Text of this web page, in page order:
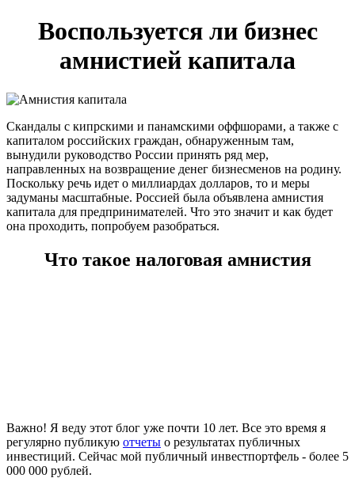
Воспользуется ли бизнес
амнистией капитала
Скандалы с кипрскими и панамскими оффшорами, а также с
капиталом российских граждан, обнаруженным там,
вынудили руководство России принять ряд мер,
направленных на возвращение денег бизнесменов на родину.
Поскольку речь идет о миллиардах долларов, то и меры
задуманы масштабные. Россией была объявлена амнистия
капитала для предпринимателей. Что это значит и как будет
она проходить, попробуем разобраться.
Что такое налоговая амнистия
Важно! Я веду этот блог уже почти 10 лет. Все это время я
регулярно публикую отчеты о результатах публичных
инвестиций. Сейчас мой публичный инвестпортфель - более 5
000 000 рублей.